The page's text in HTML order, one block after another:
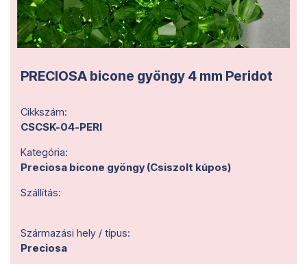
PRECIOSA bicone gyöngy 4 mm Peridot
Cikkszám:
CSCSK-04-PERI
Kategória:
Preciosa bicone gyöngy (Csiszolt kúpos)
Szállítás:
Származási hely / típus:
Preciosa